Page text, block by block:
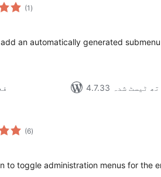
(1 مجموعی
درجہ
)
an automatically generated
ساتھ ٹیسٹ شدہ
(6مجموعی
درجہ
)
to toggle administration menus for the